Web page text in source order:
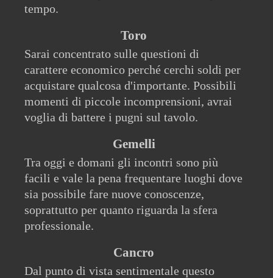
tempo.
Toro
Sarai concentrato sulle questioni di
carattere economico perché cerchi soldi per
acquistare qualcosa d'importante. Possibili
momenti di piccole incomprensioni, avrai
voglia di battere i pugni sul tavolo.
Gemelli
Tra oggi e domani gli incontri sono più
facili e vale la pena frequentare luoghi dove
sia possibile fare nuove conoscenze,
soprattutto per quanto riguarda la sfera
professionale.
Cancro
Dal punto di vista sentimentale questo